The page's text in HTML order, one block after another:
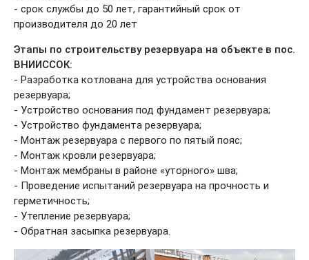
производителя до 20 лет
ВНИИССОК:
- Разработка котлована для устройства основания
резервуара;
- Устройство основания под фундамент резервуара;
- Устройство фундамента резервуара;
- Монтаж резервуара с первого по пятый пояс;
- Монтаж кровли резервуара;
- Монтаж мембраны в районе «уторного» шва;
- Проведение испытаний резервуара на прочность и
герметичность;
- Утепление резервуара;
- Обратная засыпка резервуара.